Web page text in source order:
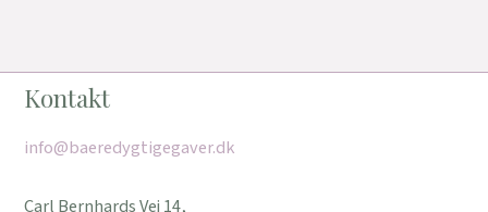
Kontakt
info@baeredygtigegaver.dk
Carl Bernhards Vej 14,